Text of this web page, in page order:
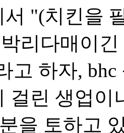
"(치킨을
리다매이
고 하자,
걸린 생업이
을 토하고